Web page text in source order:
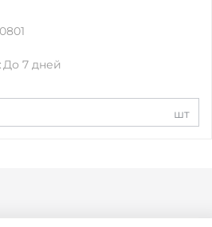
До 7 дней
шт